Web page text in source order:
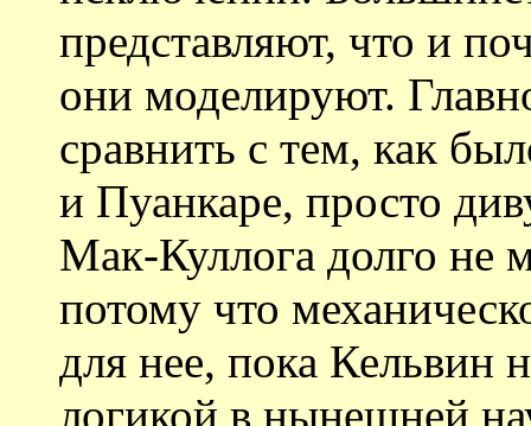
представляют, что и
они моделируют.
сравнить с тем, как
и Пуанкаре, просто
Мак-Куллога долго не
потому что
для нее, пока Кельвин
логикой в нынешней